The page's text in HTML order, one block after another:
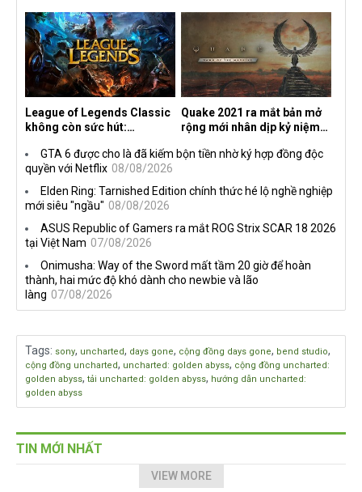
số tựa game trên Xbox?
League of Legends Classic
không còn sức hút:
chơi cũ không còn online
Quake 2021 ra mắt bản mở
rộng mới nhân dịp kỷ niệm
the Machine
GTA 6 được cho là đã kiếm bộn tiền nhờ ký hợp đồng độc
quyền với Netflix 08/08/2026
Elden Ring: Tarnished Edition chính thức hé lộ nghề nghiệp
mới siêu "ngầu" 08/08/2026
ASUS Republic of Gamers ra mắt ROG Strix SCAR 18 2026
tại Việt Nam 07/08/2026
Onimusha: Way of the Sword mất tầm 20 giờ để hoàn
thành, hai mức độ khó dành cho newbie và lão
làng 07/08/2026
Tags: sony, uncharted, days gone, cộng đồng days gone, bend studio,
cộng đồng uncharted, uncharted: golden abyss, cộng đồng uncharted:
golden abyss, tải uncharted: golden abyss, hướng dẫn uncharted:
golden abyss
TIN MỚI NHẤT
VIEW MORE